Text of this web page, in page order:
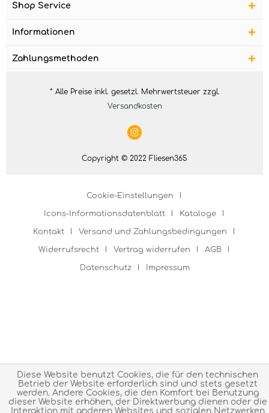
Shop Service
Informationen
Zahlungsmethoden
* Alle Preise inkl. gesetzl. Mehrwertsteuer zzgl.
Versandkosten
Copyright © 2022 Fliesen365
Cookie-Einstellungen
Icons-Informationsdatenblatt Kataloge
Kontakt Versand und Zahlungsbedingungen
Widerrufsrecht Vertrag widerrufen AGB
Datenschutz Impressum
Diese Website benutzt Cookies, die für den technischen
Betrieb der Website erforderlich sind und stets gesetzt
werden. Andere Cookies, die den Komfort bei Benutzung
dieser Website erhöhen, der Direktwerbung dienen oder die
Interaktion mit anderen Websites und sozialen Netzwerken